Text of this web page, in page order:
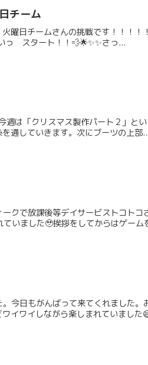
チーム
曜日チームさんの挑戦です！！！
っ スタート！！💨🌟✨✨さっ...
は「クリスマス製作パート２」と
通していきます。次にブーツの上部
クで放課後等デイサービストコト
いました🥹挨拶をしてからはゲーム
今日もがんばって来てくれました
イワイしながら楽しまれていました